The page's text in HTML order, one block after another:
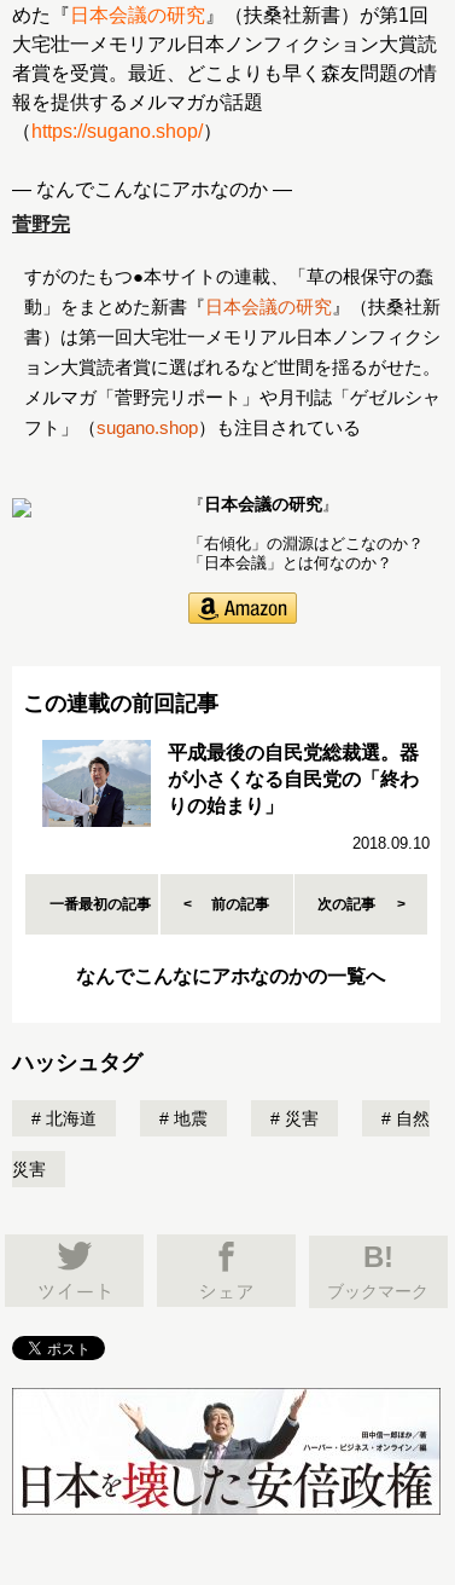
めた『 日本会議の研究 』（扶桑社新書）が第1回
大宅壮一メモリアル日本ノンフィクション大賞読
者賞を受賞。最近、どこよりも早く森友問題の情
報を提供するメルマガが話題
（ https://sugano.shop/）
― なんでこんなにアホなのか ―
菅野完
すがのたもつ●本サイトの連載、「草の根保守の蠢
動」をまとめた新書『日本会議の研究 』（扶桑社新
書）は第一回大宅壮一メモリアル日本ノンフィクシ
ョン大賞読者賞に選ばれるなど世間を揺るがせた。
メルマガ「菅野完リポート」や月刊誌「ゲゼルシャ
フト」（sugano.shop）も注目されている
『 日本会議の研究 』
「右傾化」の淵源はどこなのか？
「日本会議」とは何なのか？
この連載の前回記事
平成最後の自民党総裁選。器
が小さくなる自民党の「終わ
りの始まり」
2018.09.10
一番最初の記事 前の記事 次の記事
なんでこんなにアホなのかの一覧へ
ハッシュタグ
北海道 地震 災害 自然
災害
B!
ブックマーク